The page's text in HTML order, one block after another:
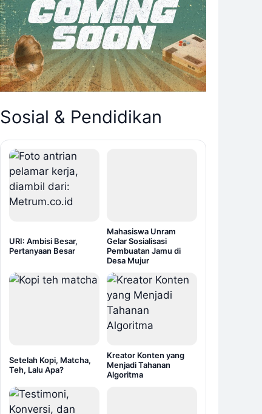
Sosial & Pendidikan
URI: Ambisi Besar,
Pertanyaan Besar
Mahasiswa Unram
Gelar Sosialisasi
Pembuatan Jamu di
Desa Mujur
Setelah Kopi, Matcha,
Teh, Lalu Apa?
Kreator Konten yang
Menjadi Tahanan
Algoritma